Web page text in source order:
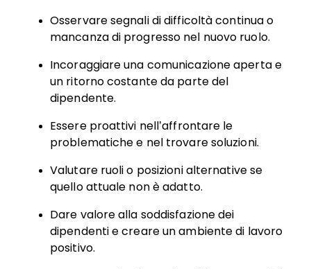
Osservare segnali di difficoltà continua o
mancanza di progresso nel nuovo ruolo.
Incoraggiare una comunicazione aperta e
un ritorno costante da parte del
dipendente.
Essere proattivi nell’affrontare le
problematiche e nel trovare soluzioni.
Valutare ruoli o posizioni alternative se
quello attuale non è adatto.
Dare valore alla soddisfazione dei
dipendenti e creare un ambiente di lavoro
positivo.